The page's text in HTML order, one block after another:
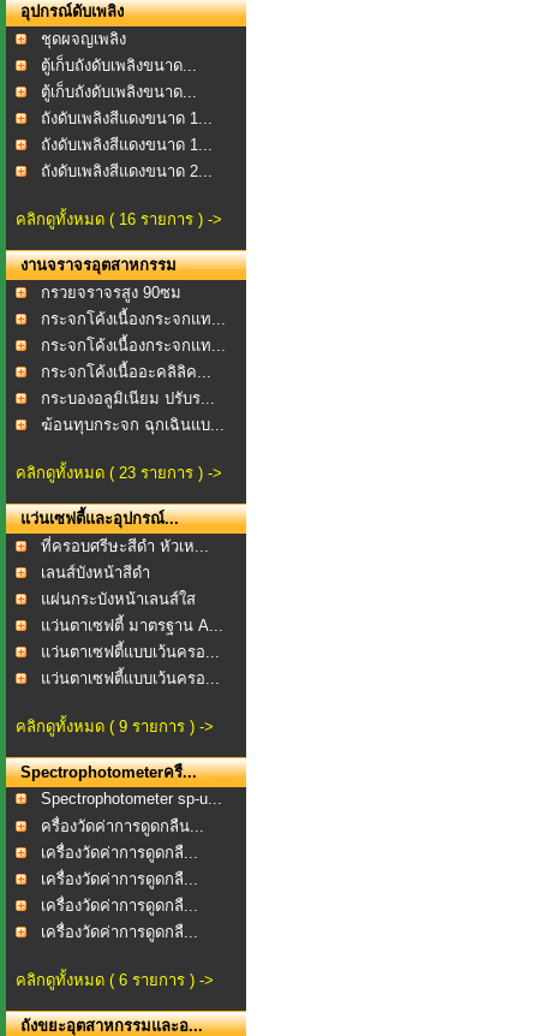
อุปกรณ์ดับเพลิง
ชุดผจญเพลิง
ตู้เก็บถังดับเพลิงขนาด...
ตู้เก็บถังดับเพลิงขนาด...
ถังดับเพลิงสีแดงขนาด 1...
ถังดับเพลิงสีแดงขนาด 1...
ถังดับเพลิงสีแดงขนาด 2...
คลิกดูทั้งหมด ( 16 รายการ ) ->
งานจราจรอุตสาหกรรม
กรวยจราจรสูง 90ซม
กระจกโค้งเนื้องกระจกแท...
กระจกโค้งเนื้องกระจกแท...
กระจกโค้งเนื้ออะคลิลิค...
กระบองอลูมิเนียม ปรับร...
ฆ้อนทุบกระจก ฉุกเฉินแบ...
คลิกดูทั้งหมด ( 23 รายการ ) ->
แว่นเซฟตี้และอุปกรณ์...
ที่ครอบศรีษะสีดำ หัวเห...
เลนส์บังหน้าสีดำ
แผ่นกระบังหน้าเลนส์ใส
แว่นตาเซฟตี้ มาตรฐาน A...
แว่นตาเซฟตี้แบบเว้นครอ...
แว่นตาเซฟตี้แบบเว้นครอ...
คลิกดูทั้งหมด ( 9 รายการ ) ->
Spectrophotometerครื...
Spectrophotometer sp-u...
ครื่องวัดค่าการดูดกลืน...
เครื่องวัดค่าการดูดกลื...
เครื่องวัดค่าการดูดกลื...
เครื่องวัดค่าการดูดกลื...
เครื่องวัดค่าการดูดกลื...
คลิกดูทั้งหมด ( 6 รายการ ) ->
ถังขยะอุตสาหกรรมและอ...